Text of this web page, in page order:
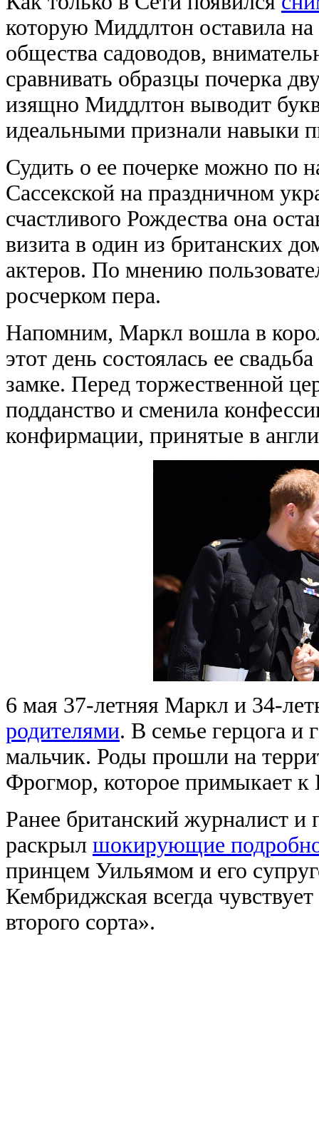
которую Миддлтон оставила на
общества садоводов,
сравнивать образцы почерка
изящно Миддлтон выводит
идеальными признали навыки
Судить о ее почерке можно по
Сассекской на праздничном
счастливого Рождества она
визита в один из британских
актеров. По мнению
росчерком пера.
Напомним, Маркл вошла в
этот день состоялась ее
замке. Перед торжественной
подданство и сменила
конфирмации, принятые в
6 мая 37-летняя Маркл и 34-
родителями. В семье герцога и
мальчик. Роды прошли на
Фрогмор, которое примыкает к
Ранее британский журналист
раскрыл шокирующие
принцем Уильямом и его
Кембриджская всегда
второго сорта».